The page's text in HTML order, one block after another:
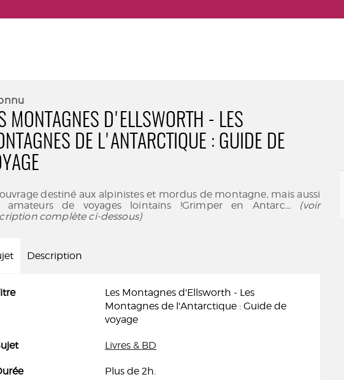
MONTAGNES D'ELLSWORTH - LES
DE L'ANTARCTIQUE : GUIDE DE
destiné aux alpinistes et mordus de montagne, mais aussi
amateurs de voyages lointains !Grimper en Antarc... (voir
complète ci-dessous)
Description
Les Montagnes d'Ellsworth - Les
Montagnes de l'Antarctique : Guide de
voyage
Livres & BD
Plus de 2h.